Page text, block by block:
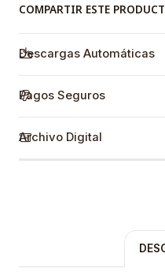
COMPARTIR ESTE
Descargas Automáticas
Pagos Seguros
Archivo Digital